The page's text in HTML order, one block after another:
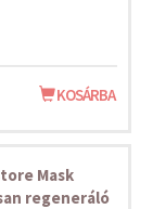
KOSÁRBA
Mask
regeneráló